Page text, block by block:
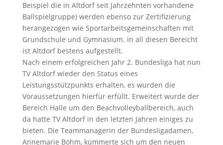
Beispiel die in Altdorf seit Jahrzehnten vorhandene
Ballspielgruppe) werden ebenso zur Zertifizierung
herangezogen wie Sportarbeitsgemeinschaften mit
Grundschule und Gymnasium. In all diesen Bereicht
ist Altdorf bestens aufgestellt.
Nach einem erfolgreichen Jahr 2. Bundesliga hat nun
TV Altdorf wieder den Status eines
Leistungsstützpunkts erhalten, es wurden die
Voraussetzungen hierfür erfüllt. Erweitert wurde der
Bereich Halle um den Beachvolleyballbereich, auch
da hatte TV Altdorf in den letzten Jahren einiges zu
bieten. Die Teammanagerin der Bundesligadamen,
Annemarie Böhm, kümmerte sich um den neuen